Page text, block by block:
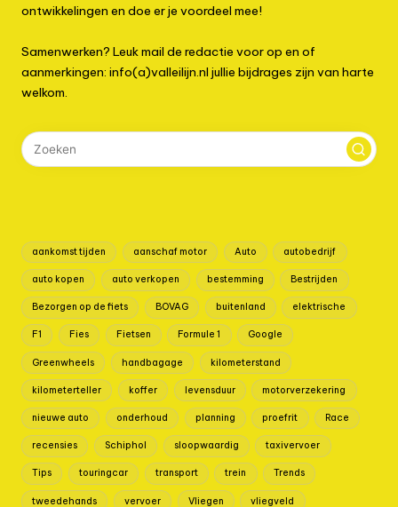
ontwikkelingen en doe er je voordeel mee!
Samenwerken? Leuk mail de redactie voor op en of
aanmerkingen: info(a)valleilijn.nl jullie bijdrages zijn van harte
welkom.
aankomst tijden aanschaf motor Auto autobedrijf
auto kopen auto verkopen bestemming Bestrijden
Bezorgen op de fiets BOVAG buitenland elektrische
F1 Fies Fietsen Formule 1 Google
Greenwheels handbagage kilometerstand
kilometerteller koffer levensduur motorverzekering
nieuwe auto onderhoud planning proefrit Race
recensies Schiphol sloopwaardig taxivervoer
Tips touringcar transport trein Trends
tweedehands vervoer Vliegen vliegveld